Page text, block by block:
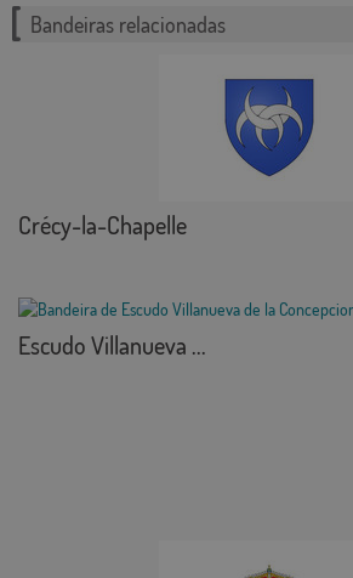
Bandeiras relacionadas
Crécy-la-Chapelle
Escudo Villanueva ...